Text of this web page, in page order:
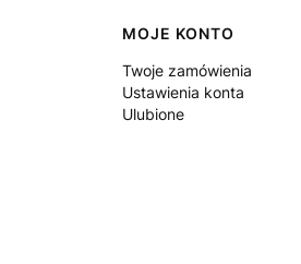
MOJE KONTO
Twoje zamówienia
Ustawienia konta
Ulubione